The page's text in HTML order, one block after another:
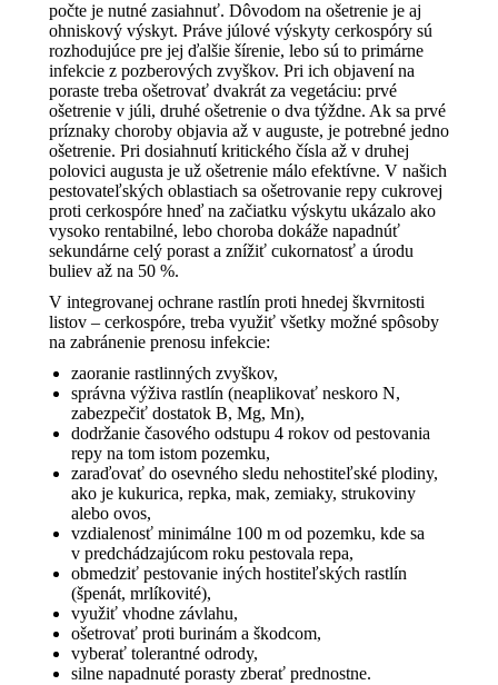
počte je nutné zasiahnuť. Dôvodom na ošetrenie je aj
ohniskový výskyt. Práve júlové výskyty cerkospóry sú
rozhodujúce pre jej ďalšie šírenie, lebo sú to primárne
infekcie z pozberových zvyškov. Pri ich objavení na
poraste treba ošetrovať dvakrát za vegetáciu: prvé
ošetrenie v júli, druhé ošetrenie o dva týždne. Ak sa prvé
príznaky choroby objavia až v auguste, je potrebné jedno
ošetrenie. Pri dosiahnutí kritického čísla až v druhej
polovici augusta je už ošetrenie málo efektívne. V našich
pestovateľských oblastiach sa ošetrovanie repy cukrovej
proti cerkospóre hneď na začiatku výskytu ukázalo ako
vysoko rentabilné, lebo choroba dokáže napadnúť
sekundárne celý porast a znížiť cukornatosť a úrodu
buliev až na 50 %.
V integrovanej ochrane rastlín proti hnedej škvrnitosti
listov – cerkospóre, treba využiť všetky možné spôsoby
na zabránenie prenosu infekcie:
zaoranie rastlinných zvyškov,
správna výživa rastlín (neaplikovať neskoro N,
zabezpečiť dostatok B, Mg, Mn),
dodržanie časového odstupu 4 rokov od pestovania
repy na tom istom pozemku,
zaraďovať do osevného sledu nehostiteľské plodiny,
ako je kukurica, repka, mak, zemiaky, strukoviny
alebo ovos,
vzdialenosť minimálne 100 m od pozemku, kde sa
v predchádzajúcom roku pestovala repa,
obmedziť pestovanie iných hostiteľských rastlín
(špenát, mrlíkovité),
využiť vhodne závlahu,
ošetrovať proti burinám a škodcom,
vyberať tolerantné odrody,
silne napadnuté porasty zberať prednostne.